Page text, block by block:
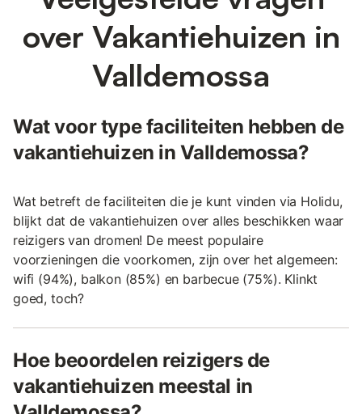
over Vakantiehuizen in
Valldemossa
Wat voor type faciliteiten hebben de
vakantiehuizen in Valldemossa?
Wat betreft de faciliteiten die je kunt vinden via Holidu,
blijkt dat de vakantiehuizen over alles beschikken waar
reizigers van dromen! De meest populaire
voorzieningen die voorkomen, zijn over het algemeen:
wifi (94%), balkon (85%) en barbecue (75%). Klinkt
goed, toch?
Hoe beoordelen reizigers de
vakantiehuizen meestal in